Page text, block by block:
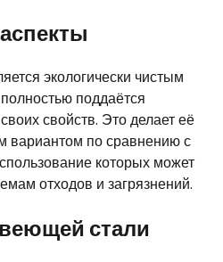
экологически чистым
поддаётся
свойств. Это делает её
вариантом по сравнению с
которых может
отходов и загрязнений.
стали